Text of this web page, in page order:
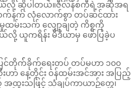
ယ်လို့ ဆိုပါတယ်။ဇီလန်စကီရဲ့အဆိုအရ
လက်နက် လုံလောက်စွာ တပ်ဆင်ထား
စ်မှုထမ်းသက် လျှော့ချတဲ့ ကိစ္စကို
ယ်လို့ ယူကရိန်း မီဒီယာမှ ဖော်ပြခဲ့ပ
ြင်တိုက််ခိုက်ရေးတပ် တပ်မဟာ ၁၀၀
ဟာ နေ့တိုင်း ဝန်ထမ်းအင်အား အပြည့်
အထူးသဖြင့် သံချပ်ကာယာဉ်တွေ၊